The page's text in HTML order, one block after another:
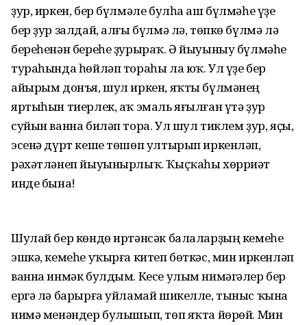
ҙур, иркен, бер бүлмәле булһа аш бүлмәһе үҙе
бер ҙур залдай, алғы бүлмә лә, төпкө бүлмә лә
береһенән береһе ҙурыраҡ. Ә йыуыныу бүлмәһе
тураһында һөйләп тораһы ла юҡ. Ул үҙе бер
айырым донъя, шул иркен, яҡты бүлмәнең
яртыһын тиерлек, аҡ эмаль яғылған үтә ҙур
суйын ванна биләп тора. Ул шул тиклем ҙур, яҫы,
эсенә дүрт кеше төшөп ултырып иркенләп,
рәхәтләнеп йыуынырлыҡ. Ҡыҫҡаһы хөрриәт
инде бына!
Шулай бер көндө иртәнсәк балаларҙың кемеһе
эшкә, кемеһе уҡырға китеп бөткәс, мин иркенләп
ванна инмәк булдым. Кесе улым нимәгәлер бер
ергә лә барырға уйламай шикелле, тыныс ҡына
нимә менәндер булышып, төп яҡта йөрөй. Мин